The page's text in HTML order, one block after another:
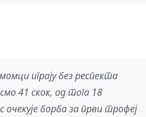
играју без респекта
41 скок, од тога 18
борба за први трофеј